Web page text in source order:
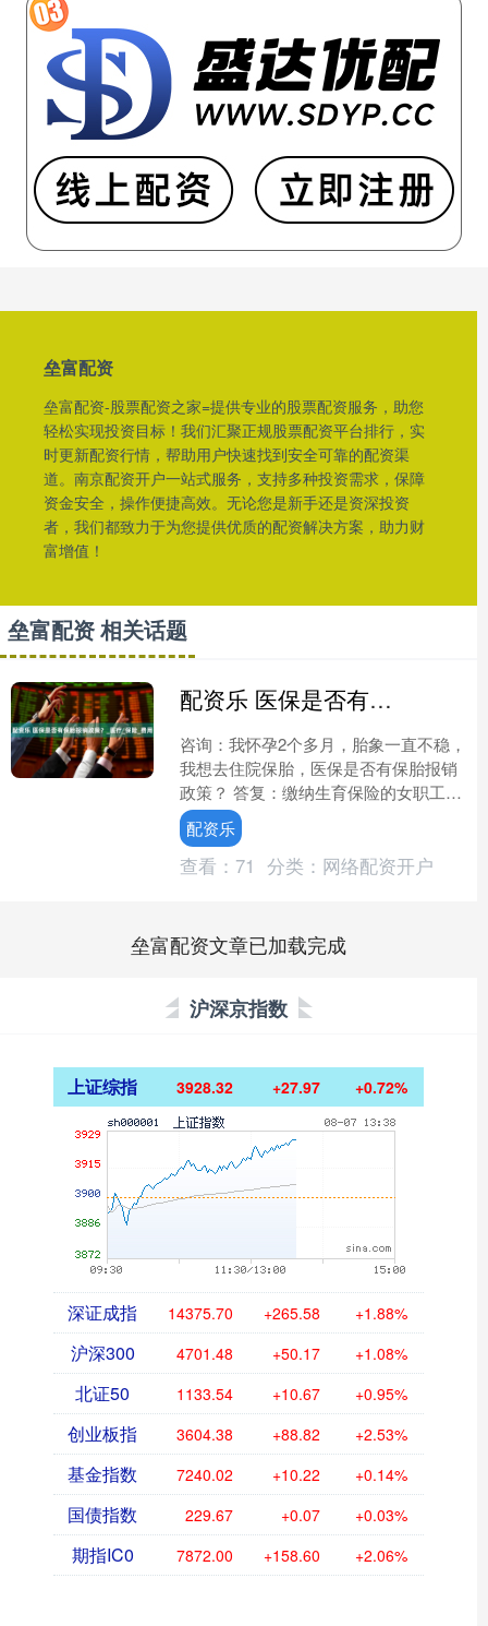
垒富配资
垒富配资-股票配资之家=提供专业的股票配资服务，助您
轻松实现投资目标！我们汇聚正规股票配资平台排行，实
时更新配资行情，帮助用户快速找到安全可靠的配资渠
道。南京配资开户一站式服务，支持多种投资需求，保障
资金安全，操作便捷高效。无论您是新手还是资深投资
者，我们都致力于为您提供优质的配资解决方案，助力财
富增值！
垒富配资 相关话题
配资乐 医保是否有保胎报销政策？_医疗_保险_费用
咨询：我怀孕2个多月，胎象一直不稳，
我想去住院保胎，医保是否有保胎报销
政策？ 答复：缴纳生育保险的女职工住
院分娩时发生的符合我市基本医疗保
险、工伤保险、生育保险....
配资乐
查看： 71 分类： 网络配资开户
垒富配资文章已加载完成
沪深京指数
上证综指 3928.32 +27.97 +0.72%
深证成指 14375.70 +265.58 +1.88%
沪深300 4701.48 +50.17 +1.08%
北证50 1133.54 +10.67 +0.95%
创业板指 3604.38 +88.82 +2.53%
基金指数 7240.02 +10.22 +0.14%
国债指数 229.67 +0.07 +0.03%
期指IC0 7872.00 +158.60 +2.06%